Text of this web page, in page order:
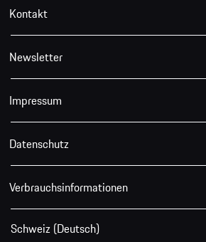
Kontakt
Newsletter
Impressum
Datenschutz
Verbrauchsinformationen
Schweiz (Deutsch)